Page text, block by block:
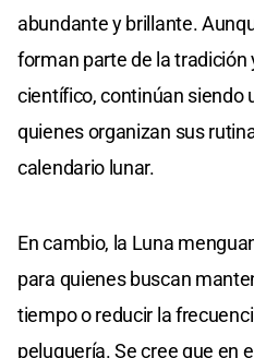
abundante y brillante.
forman parte de la
científico, continúan siendo
quienes organizan sus
calendario lunar.
En cambio, la Luna
para quienes buscan
tiempo o reducir la
peluquería. Se cree que en